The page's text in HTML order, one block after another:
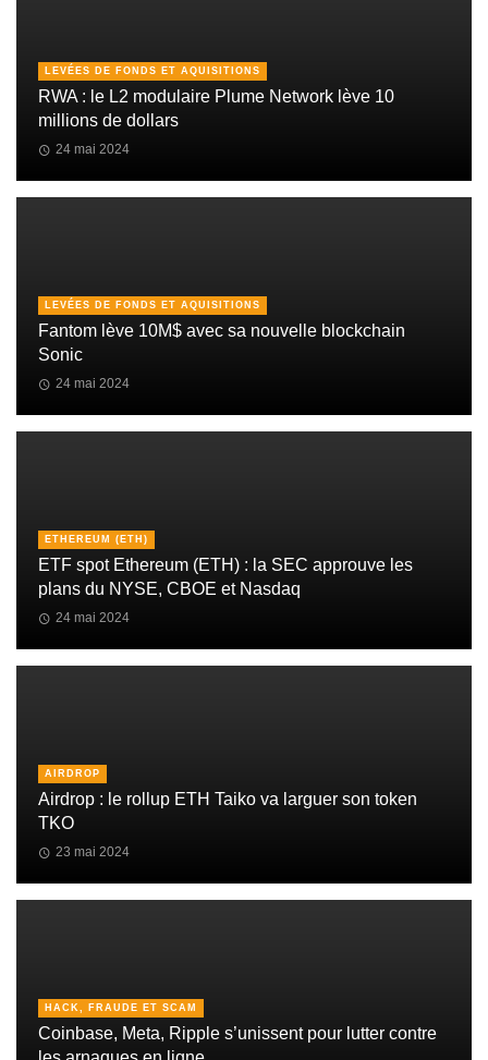
LEVÉES DE FONDS ET AQUISITIONS
RWA : le L2 modulaire Plume Network lève 10
millions de dollars
24 mai 2024
LEVÉES DE FONDS ET AQUISITIONS
Fantom lève 10M$ avec sa nouvelle blockchain
Sonic
24 mai 2024
ETHEREUM (ETH)
ETF spot Ethereum (ETH) : la SEC approuve les
plans du NYSE, CBOE et Nasdaq
24 mai 2024
AIRDROP
Airdrop : le rollup ETH Taiko va larguer son token
TKO
23 mai 2024
HACK, FRAUDE ET SCAM
Coinbase, Meta, Ripple s’unissent pour lutter contre